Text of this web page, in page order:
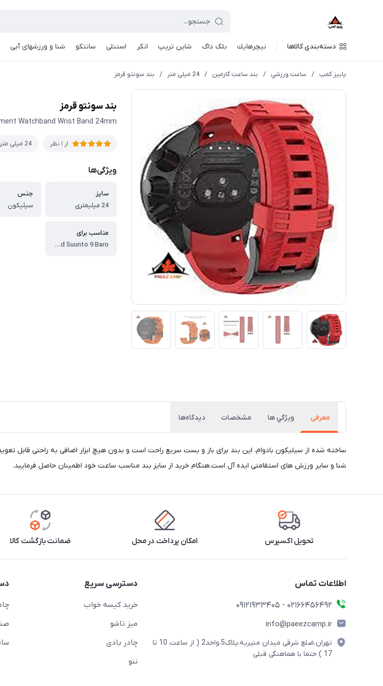
دسته‌بندی کالاها نيچرهايك بلک داگ شاین تریپ انکر استنلی سانتکو شنا و ورزشهای آبی
پاییز کمپ / ساعت ورزشي / بند ساعت گارمین / 24 میلی متر / بند سونتو قرمز
بند سونتو قرمز
Watchband Wrist Band 24mm
از 1 نظر 24 میلی متر
ویژگی‌ها
سایز
24 میلیمتری
جنس
سیلیکون
مناسب برای
Suunto Spartan Sport, Spartan Sport Wrist HR/Baro, Suunto 7, Suunto 9 and Suunto 9 Baro
معرفی ويژگي ها مشخصات دیدگاه‌ها
ساخته شده از سیلیکون بادوام، این بند برای باز و بست سریع راحت است و بدون هیچ ابزار اضافی به راحتی قابل
شنا و سایر ورزش های استقامتی ایده آل است.هنگام خرید از سایز بند مناسب ساعت خود اطمینان حاصل فرمایید.
تحویل اکسپرس امکان پرداخت در محل ضمانت بازگشت کالا
اطلاعات تماس
02166456492 - 09121933405
info@paeezcamp.ir
تهران،ضلع شرقی میدان منیریه،پلاک5،واحد2 ( از ساعت 10 تا
17 ) حتما با هماهنگی قبلی
دسترسی سریع
خرید کیسه خواب
میز تاشو
چادر بادی
ننو